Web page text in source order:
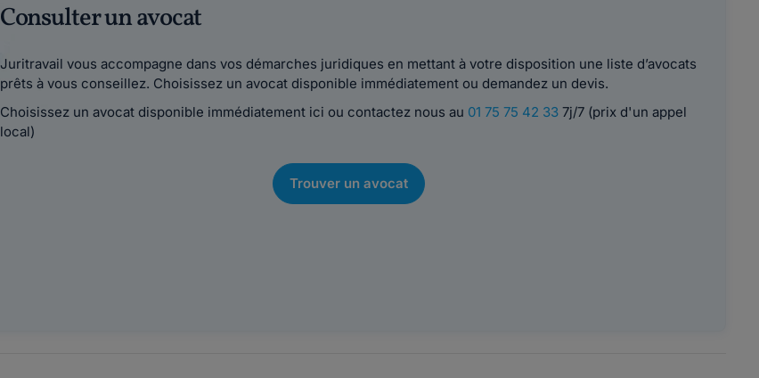
Consulter un avocat
Juritravail vous accompagne dans vos démarches juridiques en mettant à votre disposition une liste d’avocats
prêts à vous conseillez. Choisissez un avocat disponible immédiatement ou demandez un devis.
Choisissez un avocat disponible immédiatement ici ou contactez nous au 01 75 75 42 337j/7 (prix d'un appel
local)
Trouver un avocat